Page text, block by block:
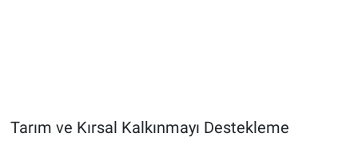
Tarım ve Kırsal Kalkınmayı Destekleme